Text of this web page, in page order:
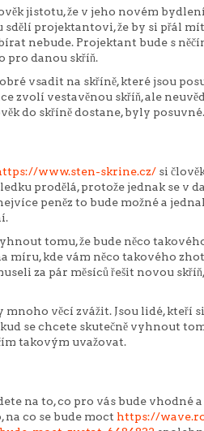
jistotu, že v jeho novém
sdělí projektantovi, že by si přál
nebude. Projektant bude s
pro danou skříň.
vsadit na skříně, které jsou
zvolí vestavěnou skříň, ale
do skříně dostane, byly
www.sten-skrine.cz/ si
prodělá, protože jednak se v
peněz to bude možné a
tomu, že bude něco
míru, kde vám něco takového
za pár měsíců řešit novou
mnoho věcí zvážit. Jsou lidé, kteří
se chcete skutečně vyhnout
takovým uvažovat.
na to, co pro vás bude vhodné
co se bude moct https://